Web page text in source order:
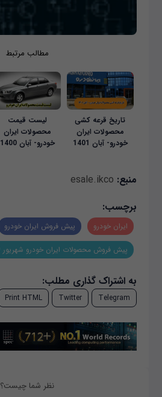
مطالب مرتبط
تاریخ قرعه کشی
محصولات ایران
خودرو- آبان 1401
لیست قیمت
محصولات ایران
خودرو- آبان 1400
منبع: esale.ikco
برچسب:
ایران خودرو پیش فروش ایران خودرو
پیش فروش محصولات ایران خودرو شهریور 99
به اشتراک گذاری مطلب:
Telegram
Twitter
Print HTML
نظر شما چیست؟